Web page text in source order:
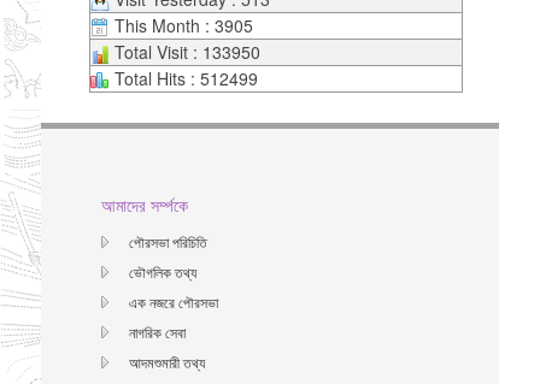
This Month : 3905
Total Visit : 133950
Total Hits : 512499
আমাদের সর্ম্পকে
পৌরসভা পরিচিতি
ভৌগলিক তথ্য
এক নজরে পৌরসভা
নাগরিক সেবা
আদমশুমারী তথ্য